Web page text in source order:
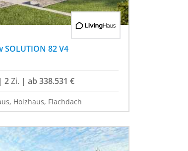
SOLUTION 82 V4
| 2Zi. | ab 338.531 €
Holzhaus, Flachdach